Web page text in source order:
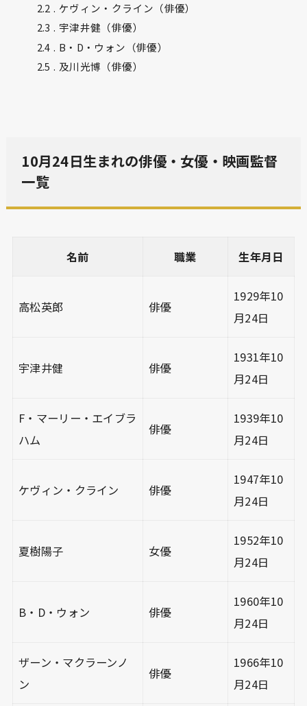
2.2
ケヴィン・クライン（俳優）
2.3
宇津井健（俳優）
2.4
B・D・ウォン（俳優）
2.5
及川光博（俳優）
10月24日生まれの俳優・女優・映画監督
一覧
名前 職業 生年月日
高松英郎 俳優
1929年10
月24日
宇津井健 俳優
1931年10
月24日
F・マーリー・エイブラ
ハム
俳優
1939年10
月24日
ケヴィン・クライン 俳優
1947年10
月24日
夏樹陽子 女優
1952年10
月24日
B・D・ウォン 俳優
1960年10
月24日
ザーン・マクラーンノ
ン
俳優
1966年10
月24日